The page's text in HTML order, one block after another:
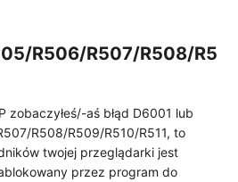
R506/R507/R508/R5
zobaczyłeś/-aś błąd D6001 lub
R508/R509/R510/R511, to
twojej przeglądarki jest
przez program do